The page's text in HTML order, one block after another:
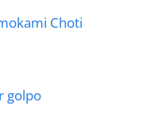
Choti
golpo